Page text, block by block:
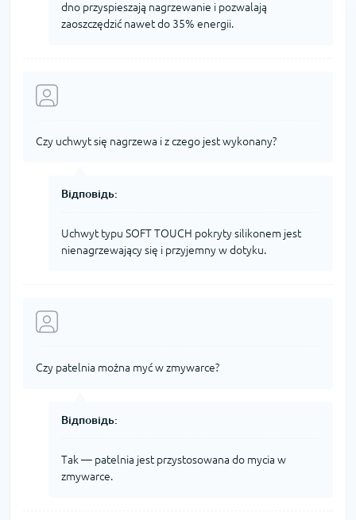
dno przyspieszają nagrzewanie i pozwalają
zaoszczędzić nawet do 35% energii.
Czy uchwyt się nagrzewa i z czego jest wykonany?
Відповідь:
Uchwyt typu SOFT TOUCH pokryty silikonem jest
nienagrzewający się i przyjemny w dotyku.
Czy patelnia można myć w zmywarce?
Відповідь:
Tak — patelnia jest przystosowana do mycia w
zmywarce.